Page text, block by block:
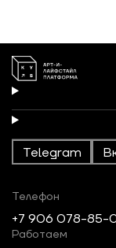
Telegram
Телефон
+7 906 078-85-
Работаем